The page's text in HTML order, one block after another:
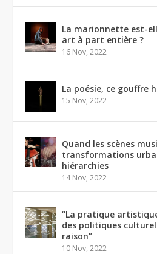
La marionnette est-
art à part entière ?
16 Nov, 2022
La poésie, ce gouffre
15 Nov, 2022
Quand les scènes
transformations
hiérarchies
14 Nov, 2022
“La pratique
des politiques
raison”
10 Nov, 2022